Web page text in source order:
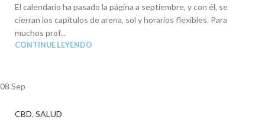
El calendario ha pasado la página a septiembre, y con él, se
cierran los capítulos de arena, sol y horarios flexibles. Para
muchos prof...
CONTINUE LEYENDO
08 Sep
CBD, SALUD